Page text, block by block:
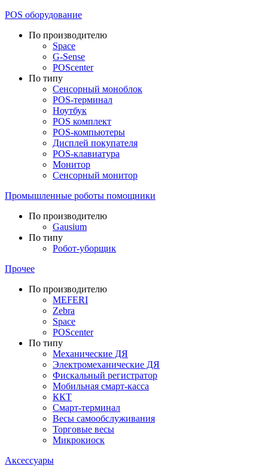
POS оборудование
По производителю
Space
G-Sense
POScenter
По типу
Сенсорный моноблок
POS-терминал
Ноутбук
POS комплект
POS-компьютеры
Дисплей покупателя
POS-клавиатура
Монитор
Сенсорный монитор
Промышленные роботы помощники
По производителю
Gausium
По типу
Робот-уборщик
Прочее
По производителю
MEFERI
Zebra
Space
POScenter
По типу
Механические ДЯ
Электромеханические ДЯ
Фискальный регистратор
Мобильная смарт-касса
ККТ
Смарт-терминал
Весы самообслуживания
Торговые весы
Микрокиоск
Аксессуары